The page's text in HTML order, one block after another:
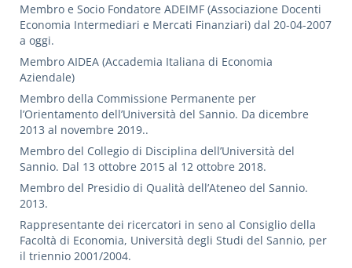
Membro e Socio Fondatore ADEIMF (Associazione Docenti
Economia Intermediari e Mercati Finanziari) dal 20-04-2007
a oggi.
Membro AIDEA (Accademia Italiana di Economia
Aziendale)
Membro della Commissione Permanente per
l’Orientamento dell’Università del Sannio. Da dicembre
2013 al novembre 2019..
Membro del Collegio di Disciplina dell’Università del
Sannio. Dal 13 ottobre 2015 al 12 ottobre 2018.
Membro del Presidio di Qualità dell’Ateneo del Sannio.
2013.
Rappresentante dei ricercatori in seno al Consiglio della
Facoltà di Economia, Università degli Studi del Sannio, per
il triennio 2001/2004.